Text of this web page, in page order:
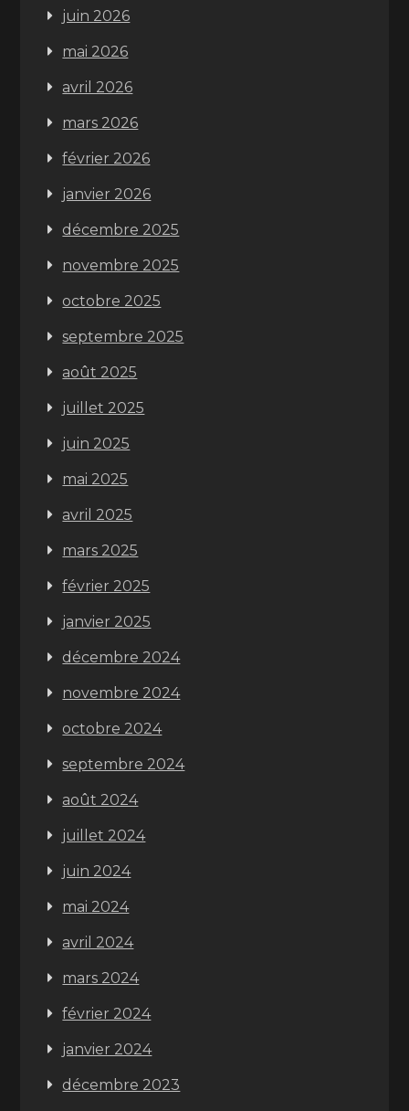
juin 2026
mai 2026
avril 2026
mars 2026
février 2026
janvier 2026
décembre 2025
novembre 2025
octobre 2025
septembre 2025
août 2025
juillet 2025
juin 2025
mai 2025
avril 2025
mars 2025
février 2025
janvier 2025
décembre 2024
novembre 2024
octobre 2024
septembre 2024
août 2024
juillet 2024
juin 2024
mai 2024
avril 2024
mars 2024
février 2024
janvier 2024
décembre 2023